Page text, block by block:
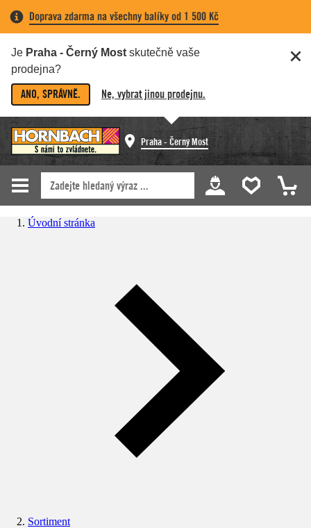
Doprava zdarma na všechny balíky od 1 500 Kč
Je Praha - Černý Most skutečně vaše
prodejna?
ANO, SPRÁVNĚ. Ne, vybrat jinou prodejnu.
Praha - Černý Most
Úvodní stránka
Sortiment